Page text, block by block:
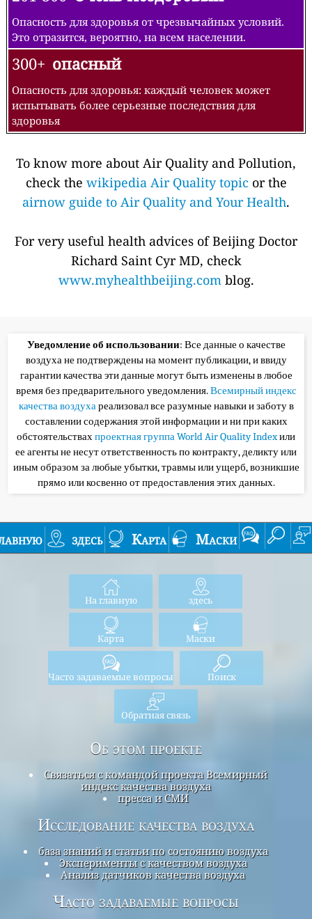
Опасность для здоровья от чрезвычайных условий.
Это отразится, вероятно, на всем населении.
300+ опасный
Опасность для здоровья: каждый человек может
испытывать более серьезные последствия для
здоровья
To know more about Air Quality and Pollution,
check the wikipedia Air Quality topic or the
airnow guide to Air Quality and Your Health.
For very useful health advices of Beijing Doctor
Richard Saint Cyr MD, check
www.myhealthbeijing.comblog.
Уведомление об использовании: Все данные о качестве
воздуха не подтверждены на момент публикации, и ввиду
гарантии качества эти данные могут быть изменены в любое
время без предварительного уведомления.Всемирный индекс
качества воздухареализовал все разумные навыки и заботу в
составлении содержания этой информации и ни при каких
обстоятельствахпроектная группа World Air Quality Indexили
ее агенты не несут ответственность по контракту, деликту или
иным образом за любые убытки, травмы или ущерб, возникшие
прямо или косвенно от предоставления этих данных.
здесь Карта Маски
На главную здесь
Карта Маски
Часто задаваемые вопросы Поиск
Обратная связь
Об этом проекте
Связаться с командой проекта Всемирный
индекс качества воздуха
пресса и СМИ
Исследование качества воздуха
база знаний и статьи по состоянию воздуха
Эксперименты с качеством воздуха
Анализ датчиков качества воздуха
Часто задаваемые вопросы